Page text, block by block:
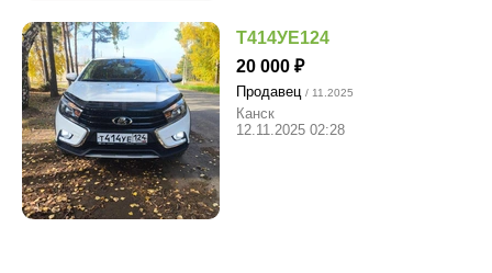
Т414УЕ124
20 000
Продавец / 11.2025
Канск
12.11.2025 02:28